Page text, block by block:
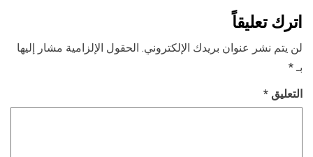
اترك تعليقاً
لن يتم نشر عنوان بريدك الإلكتروني. الحقول الإلزامية مشار إليها
بـ *
التعليق *